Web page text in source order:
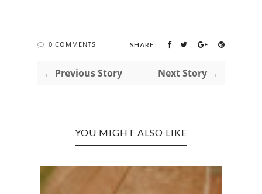
0 COMMENTS SHARE:
← Previous Story Next Story →
YOU MIGHT ALSO LIKE